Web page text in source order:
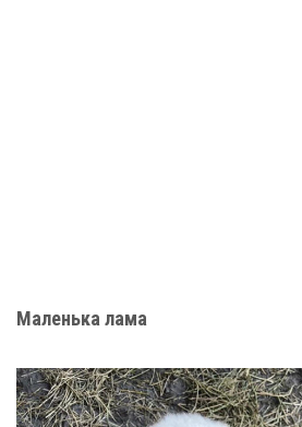
Mаленька лама